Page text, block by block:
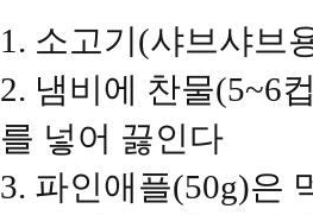
1. 소고기(샤브샤브
2. 냄비에 찬물(5~6
를 넣어 끓인다
3. 파인애플(50g)은